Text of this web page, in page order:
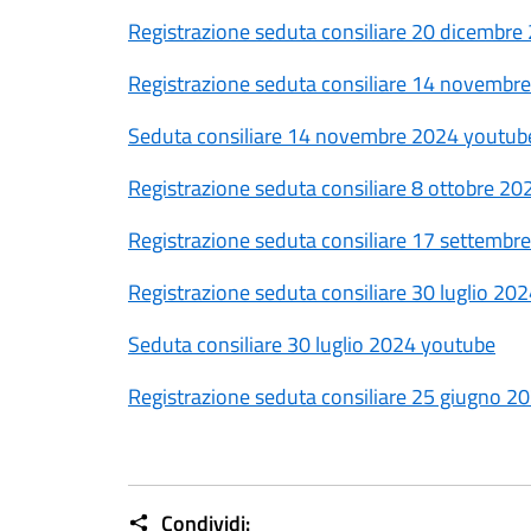
Registrazione seduta consiliare 20
Registrazione seduta consiliare 14
Seduta consiliare 14 novembre 2024
Registrazione seduta consiliare 8 ottobre
Registrazione seduta consiliare 17
Registrazione seduta consiliare 30 luglio
Seduta consiliare 30 luglio 2024 youtube
Registrazione seduta consiliare 25 giugno
Condividi: